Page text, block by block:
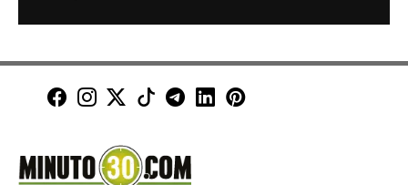
Minuto30 en Facebook
Minuto30 en Instagram
Minuto30 en X (Twitter)
Minuto30 en TikTok
Canal de Minuto30 en
Minuto30 en LinkedIn
Minuto30 en